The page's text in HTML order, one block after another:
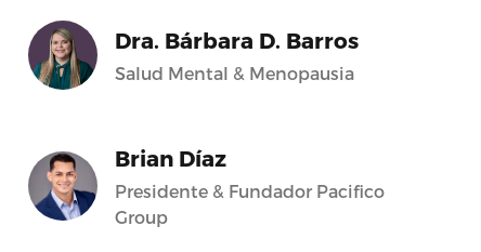
Dra. Bárbara D. Barros
Salud Mental & Menopausia
Brian Díaz
Presidente & Fundador Pacifico
Group